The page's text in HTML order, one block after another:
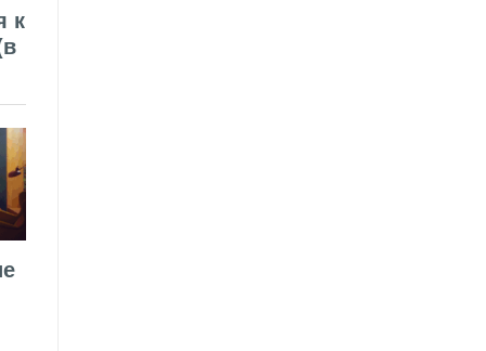
к